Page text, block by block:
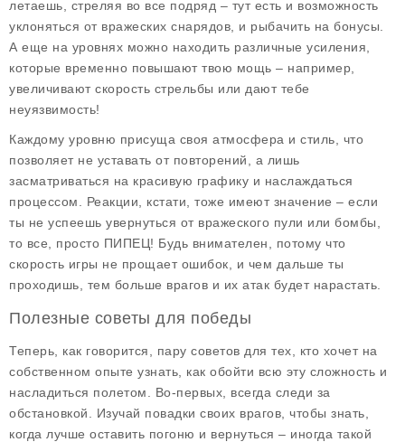
летаешь, стреляя во все подряд – тут есть и возможность
уклоняться от вражеских снарядов, и рыбачить на бонусы.
А еще на уровнях можно находить различные усиления,
которые временно повышают твою мощь – например,
увеличивают скорость стрельбы или дают тебе
неуязвимость!
Каждому уровню присуща своя атмосфера и стиль, что
позволяет не уставать от повторений, а лишь
засматриваться на красивую графику и наслаждаться
процессом. Реакции, кстати, тоже имеют значение – если
ты не успеешь увернуться от вражеского пули или бомбы,
то все, просто ПИПЕЦ! Будь внимателен, потому что
скорость игры не прощает ошибок, и чем дальше ты
проходишь, тем больше врагов и их атак будет нарастать.
Полезные советы для победы
Теперь, как говорится, пару советов для тех, кто хочет на
собственном опыте узнать, как обойти всю эту сложность и
насладиться полетом. Во-первых, всегда следи за
обстановкой. Изучай повадки своих врагов, чтобы знать,
когда лучше оставить погоню и вернуться – иногда такой